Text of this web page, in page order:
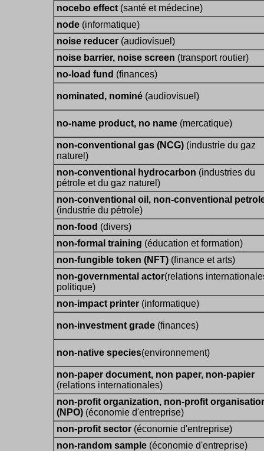
nocebo effect (santé et médecine)
node (informatique)
noise reducer (audiovisuel)
noise barrier, noise screen (transport routier)
no-load fund (finances)
nominated, nominé (audiovisuel)
no-name product, no name (mercatique)
non-conventional gas (NCG) (industrie du gaz
naturel)
non-conventional hydrocarbon (industries du
pétrole et du gaz naturel)
non-conventional oil, non-conventional
(industrie du pétrole)
non-food (divers)
non-formal training (éducation et formation)
non-fungible token (NFT) (finance et arts)
non-governmental actor(relations
politique)
non-impact printer (informatique)
non-investment grade (finances)
non-native species(environnement)
non-paper document, non paper, non-papier
(relations internationales)
non-profit organization, non-profit
(NPO) (économie d'entreprise)
non-profit sector (économie d'entreprise)
non-random sample (économie d'entreprise)